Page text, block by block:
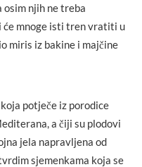
osim njih ne treba
će mnoge isti tren vratiti u
miris iz bakine i majčine
potječe iz porodice
a čiji su plodovi
jela napravljena od
sjemenkama koja se